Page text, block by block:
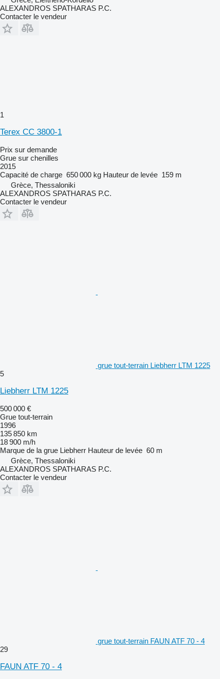
ALEXANDROS SPATHARAS P.C.
Contacter le vendeur
1
Terex CC 3800-1
Prix sur demande
Grue sur chenilles
2015
Capacité de charge 650 000 kg Hauteur de levée 159 m
Grèce, Thessaloniki
ALEXANDROS SPATHARAS P.C.
Contacter le vendeur
grue tout-terrain Liebherr LTM 1225
5
Liebherr LTM 1225
500 000 €
Grue tout-terrain
1996
135 850 km
18 900 m/h
Marque de la grue Liebherr Hauteur de levée 60 m
Grèce, Thessaloniki
ALEXANDROS SPATHARAS P.C.
Contacter le vendeur
grue tout-terrain FAUN ATF 70 - 4
29
FAUN ATF 70 - 4